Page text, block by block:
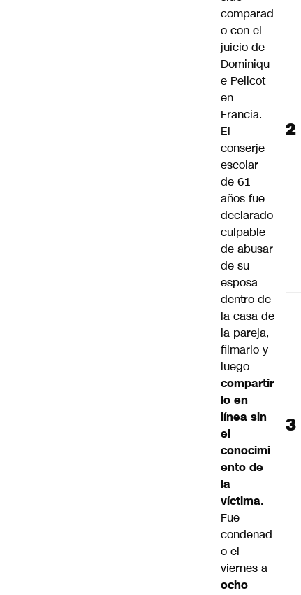
comparad
o con el
juicio de
Dominiqu
e Pelicot
en
Francia.
El
conserje
escolar
de 61
años fue
declarado
culpable
de abusar
de su
esposa
dentro de
la casa de
la pareja,
filmarlo y
luego
compartir
lo en
línea sin
el
conocimi
ento de
la
víctima.
Fue
condenad
o el
viernes a
ocho